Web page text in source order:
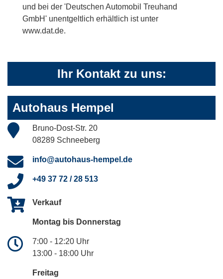
und bei der 'Deutschen Automobil Treuhand
GmbH' unentgeltlich erhältlich ist unter
www.dat.de.
Ihr Kontakt zu uns:
Autohaus Hempel
Bruno-Dost-Str. 20
08289 Schneeberg
info@autohaus-hempel.de
+49 37 72 / 28 513
Verkauf
Montag bis Donnerstag
7:00 - 12:20 Uhr
13:00 - 18:00 Uhr
Freitag